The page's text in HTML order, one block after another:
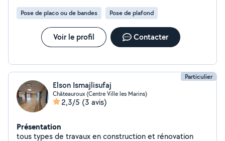
Pose de placo ou de bandes Pose de plafond
Voir le profil Contacter
Particulier
Elson Ismajlisufaj
Châteauroux (Centre Ville les Marins)
2,3/5 (3 avis)
Présentation
tous types de travaux en construction et rénovation